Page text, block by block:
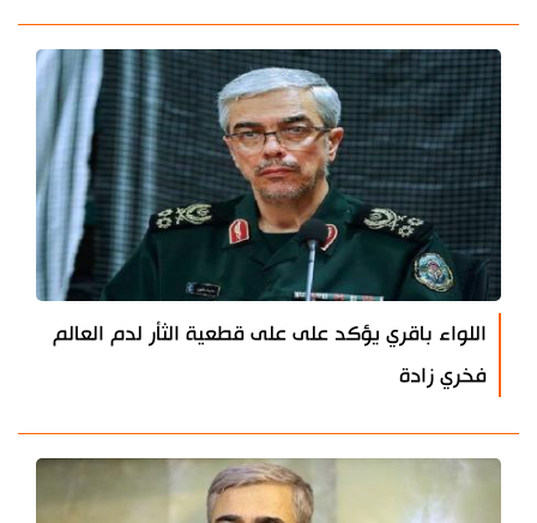
اللواء باقري يؤكد على على قطعية الثأر لدم العالم
فخري زادة